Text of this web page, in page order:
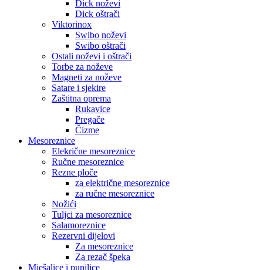
Dick noževi
Dick oštrači
Viktorinox
Swibo noževi
Swibo oštrači
Ostali noževi i oštrači
Torbe za noževe
Magneti za noževe
Satare i sjekire
Zaštitna oprema
Rukavice
Pregače
Čizme
Mesoreznice
Elekrične mesoreznice
Ručne mesoreznice
Rezne ploče
za električne mesoreznice
za ručne mesoreznice
Nožići
Tuljci za mesoreznice
Salamoreznice
Rezervni dijelovi
Za mesoreznice
Za rezač špeka
Mješalice i punilice